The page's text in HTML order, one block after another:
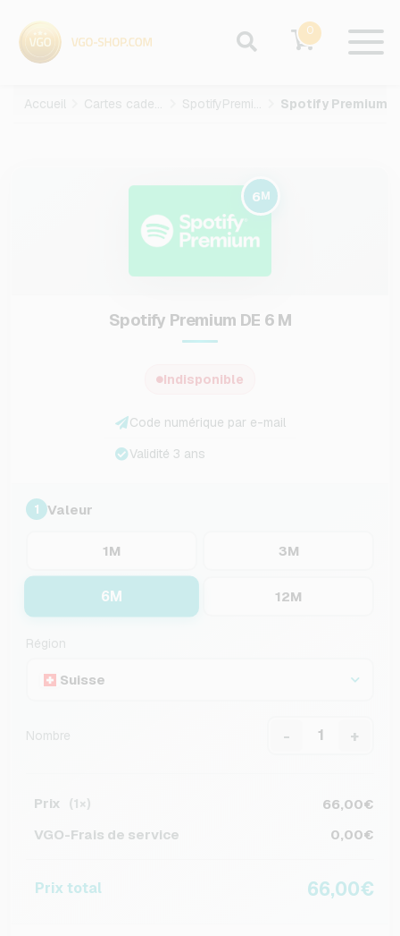
0
Accueil Cartes cadeaux SpotifyPremium
6M
Spotify Premium DE 6 M
Indisponible
Code numérique par e-mail
Validité 3 ans
1 Valeur
1M 3M
6M 12M
Région
Suisse
Nombre - +
Prix (1×)
66,00€
VGO-Frais de service
0,00€
Prix total 66,00€